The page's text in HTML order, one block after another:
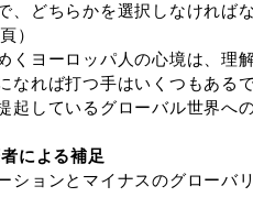
どちらかを選択しなければ
）
ヨーロッパ人の心境は、理
なれば打つ手はいくつもある
しているグローバル世界へ
による補足
ョンとマイナスのグローバ